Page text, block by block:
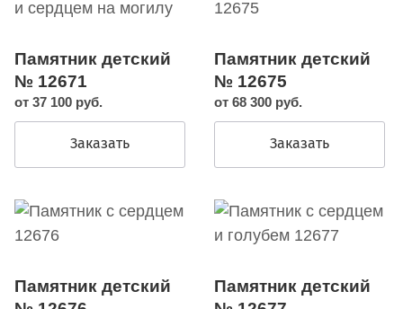
Памятник детский
№ 12671
от 37 100 руб.
Заказать
Памятник детский
№ 12675
от 68 300 руб.
Заказать
Памятник детский
Памятник детский